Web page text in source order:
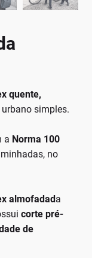
quente,
simples.
a Norma 100
no
almofadad a
corte pré-
de